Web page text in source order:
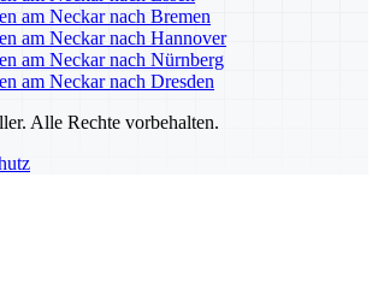
am Neckar nach Bremen
am Neckar nach Hannover
am Neckar nach Nürnberg
am Neckar nach Dresden
Alle Rechte vorbehalten.